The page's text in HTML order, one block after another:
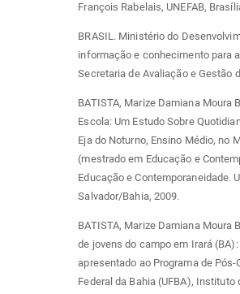
François Rabelais, UNEFAB,
BRASIL. Ministério do
informação e conhecimento para
Secretaria de Avaliação e Gestão
BATISTA, Marize Damiana Moura
Escola: Um Estudo Sobre
Eja do Noturno, Ensino Médio, no
(mestrado em Educação e
Educação e Contemporaneidade.
Salvador/Bahia, 2009.
BATISTA, Marize Damiana Moura
de jovens do campo em Irará
apresentado ao Programa de
Federal da Bahia (UFBA),